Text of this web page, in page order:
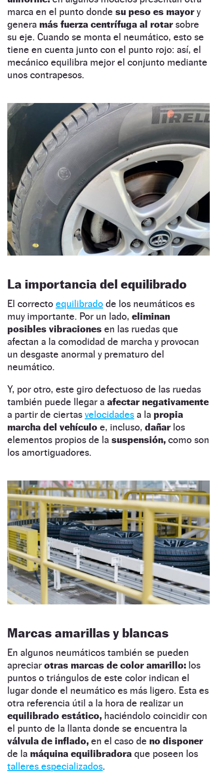
marca en el punto donde su peso es mayory
genera más fuerza centrífuga al rotarsobre
su eje. Cuando se monta el neumático, esto se
tiene en cuenta junto con el punto rojo: así, el
mecánico equilibra mejor el conjunto mediante
unos contrapesos.
La importancia del equilibrado
El correcto equilibrado de los neumáticos es
muy importante. Por un lado, eliminan
posibles vibraciones en las ruedas que
afectan a la comodidad de marcha y provocan
un desgaste anormal y prematuro del
neumático.
Y, por otro, este giro defectuoso de las ruedas
también puede llegar a afectar negativamente
a partir de ciertas velocidades a la propia
marcha del vehículo e, incluso, dañar los
elementos propios de la suspensión, como son
los amortiguadores.
Marcas amarillas y blancas
En algunos neumáticos también se pueden
apreciar otras marcas de color amarillo: los
puntos o triángulos de este color indican el
lugar donde el neumático es más ligero. Esta es
otra referencia útil a la hora de realizar un
equilibrado estático, haciéndolo coincidir con
el punto de la llanta donde se encuentra la
válvula de inflado, en el caso de no disponer
de la máquina equilibradora que poseen los
talleres especializados.